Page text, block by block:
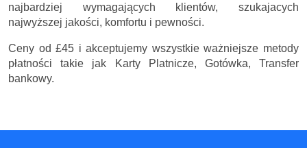
najbardziej wymagających klientów, szukajacych
najwyższej jakości, komfortu i pewności.
Ceny od £45 i akceptujemy wszystkie ważniejsze metody
płatności takie jak Karty Platnicze, Gotówka, Transfer
bankowy.